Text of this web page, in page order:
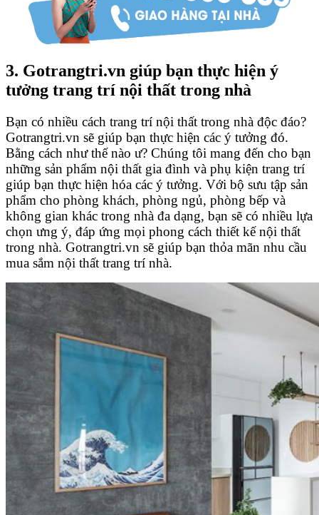
3. Gotrangtri.vn giúp bạn thực hiện ý
tưởng trang trí nội thất trong nhà
Bạn có nhiều cách trang trí nội thất trong nhà độc đáo?
Gotrangtri.vn sẽ giúp bạn thực hiện các ý tưởng đó.
Bằng cách như thế nào ư? Chúng tôi mang đến cho bạn
những sản phẩm nội thất gia đình và phụ kiện trang trí
giúp bạn thực hiện hóa các ý tưởng. Với bộ sưu tập sản
phẩm cho phòng khách, phòng ngủ, phòng bếp và
không gian khác trong nhà đa dạng, bạn sẽ có nhiều lựa
chọn ưng ý, đáp ứng mọi phong cách thiết kế nội thất
trong nhà. Gotrangtri.vn sẽ giúp bạn thỏa mãn nhu cầu
mua sắm nội thất trang trí nhà.